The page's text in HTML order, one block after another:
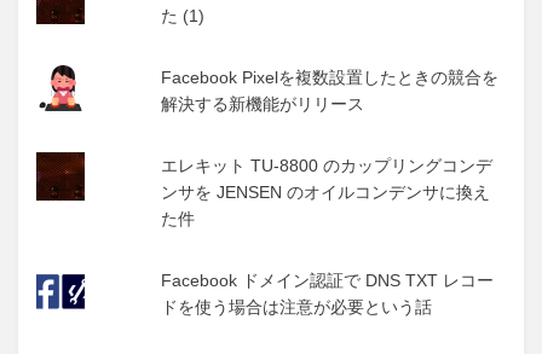
た (1)
Facebook Pixelを複数設置したときの競合を
解決する新機能がリリース
エレキット TU-8800 のカップリングコンデ
ンサを JENSEN のオイルコンデンサに換え
た件
Facebook ドメイン認証で DNS TXT レコー
ドを使う場合は注意が必要という話